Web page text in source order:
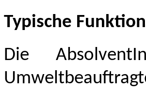
Typische
Die